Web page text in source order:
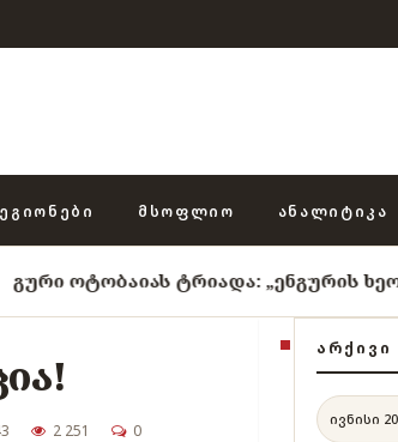
ᲛᲡᲝᲤᲚᲘᲝ ᲐᲜᲐᲚᲘᲢᲘᲙᲐ
ტრიადა: „ენგურის ხეობის საგა“›
2 251 0
ᲐᲠᲥᲘᲕᲘ
ივნისი